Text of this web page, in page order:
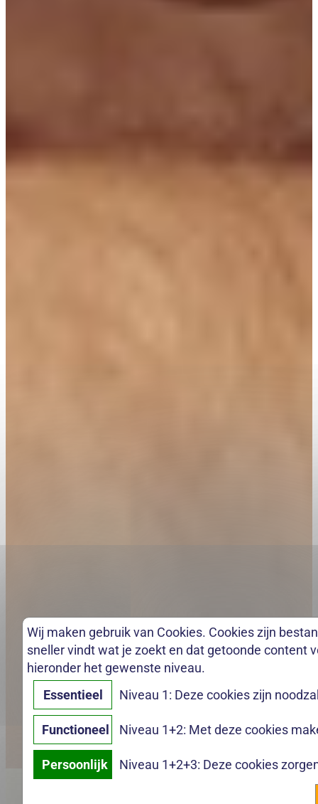
Wij maken gebruik van Cookies. Cookies zijn
sneller vindt wat je zoekt en dat getoonde content
hieronder het gewenste niveau.
Essentieel
Niveau 1: Deze cookies zijn
Functioneel Niveau 1+2: Met deze cookies
Persoonlijk
Niveau 1+2+3: Deze cookies